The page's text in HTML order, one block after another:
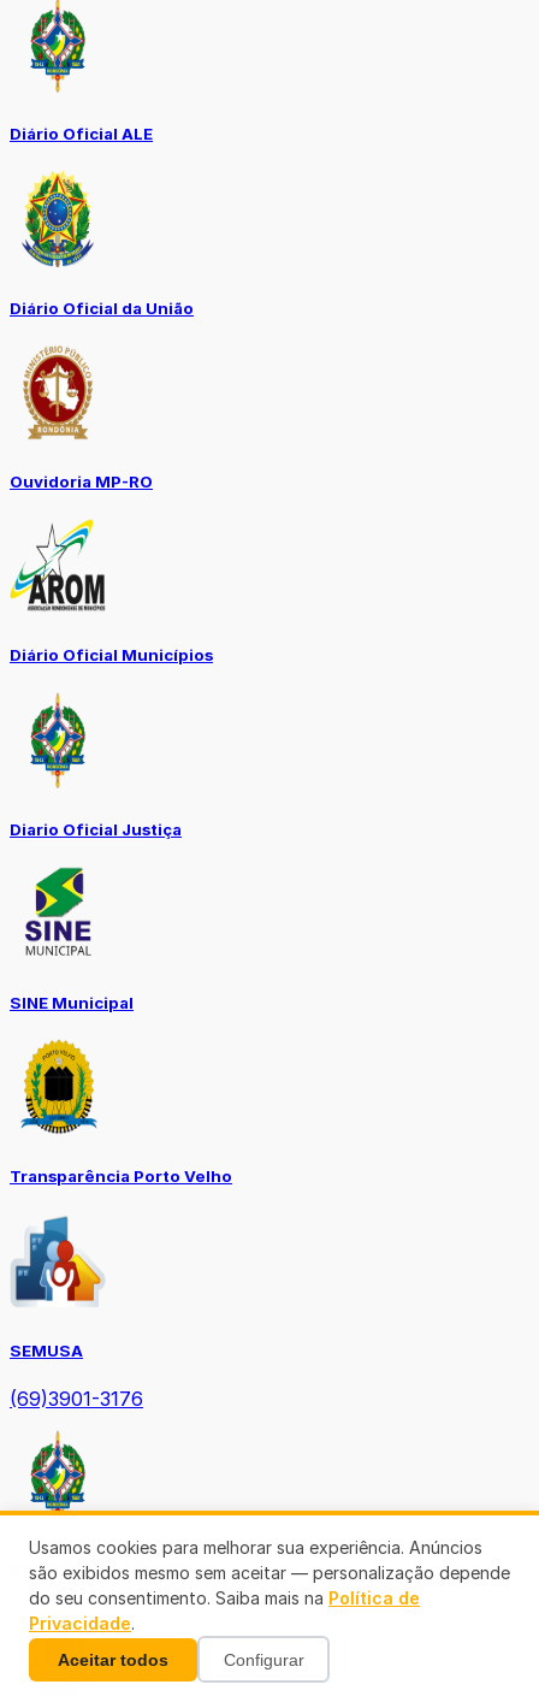
Diário Oficial ALE
Diário Oficial da União
Ouvidoria MP-RO
Diário Oficial Municípios
Diario Oficial Justiça
SINE Municipal
Transparência Porto Velho
SEMUSA
(69)3901-3176
Diário Oficial TCE-RO
Usamos cookies para melhorar sua experiência. Anúncios
são exibidos mesmo sem aceitar — personalização depende
do seu consentimento. Saiba mais na Política de
Privacidade.
Aceitar todos Configurar